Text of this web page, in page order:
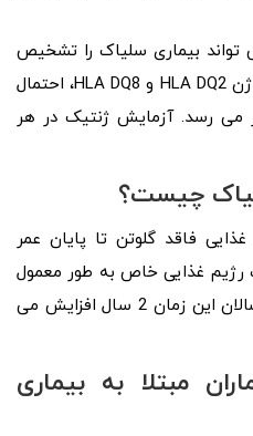
تواند بیماری سلیاک را تشخیص
دهد. اما در صورت عدم وجود دو ژن HLA DQ2 و HLA DQ8، احتمال
می‌ رسد. آزمایش ژنتیک در هر
چیست؟
فاقد گلوتن تا پایان عمر
رژیم غذایی خاص به طور معمول
3 تا 6 ماه در کودکان و در بزرگسالان این زمان 2 سال افزایش می
مبتلا به بیماری